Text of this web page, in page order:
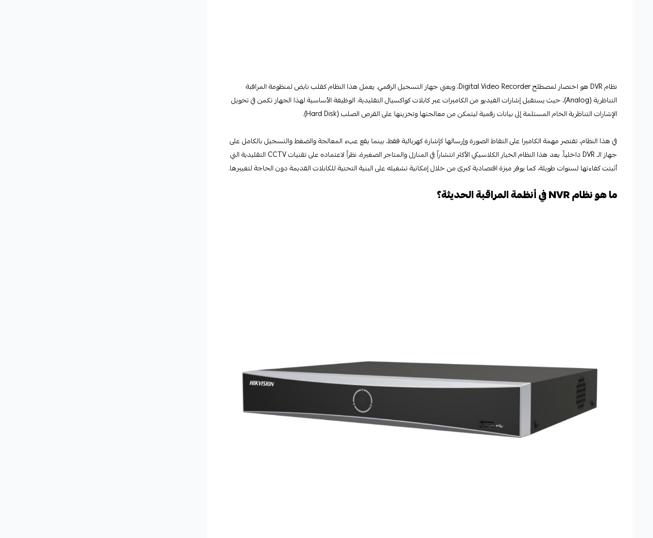
نظام DVR
هو اختصار لمصطلح Digital Video Recorder، ويعني جهاز التسجيل الرقمي. يعمل هذا النظام كقلب نابض لمنظومة المراقبة
التناظرية (Analog)، حيث يستقبل إشارات الفيديو من الكاميرات عبر كابلات كواكسيال التقليدية. الوظيفة الأساسية لهذا الجهاز تكمن في تحويل
الإشارات التناظرية الخام المستلمة إلى بيانات رقمية ليتمكن من معالجتها وتخزينها على القرص الصلب (Hard Disk).
في هذا النظام، تقتصر مهمة الكاميرا على التقاط الصورة وإرسالها كإشارة كهربائية فقط، بينما يقع عبء المعالجة والضغط والتسجيل بالكامل على
جهاز الـ DVR داخلياً. يعد هذا النظام الخيار الكلاسيكي الأكثر انتشاراً في المنازل والمتاجر الصغيرة، نظراً لاعتماده على تقنيات CCTV التقليدية التي
أثبتت كفاءتها لسنوات طويلة، كما يوفر ميزة اقتصادية كبرى من خلال إمكانية تشغيله على البنية التحتية للكابلات القديمة دون الحاجة لتغييرها.
ما هو نظام NVR في أنظمة المراقبة الحديثة؟